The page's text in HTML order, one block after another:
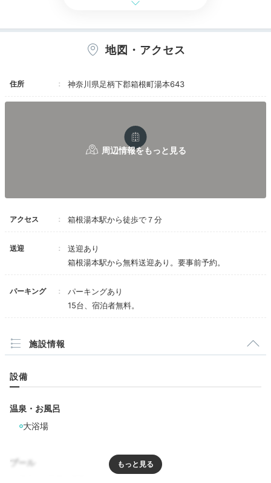
て、ゆっくりと過ごせました。
+1
Onsen
源泉かけ流しの浴場で
館内の「一円の湯」と「扇の湯」では源泉をかけ流しで
触りの優しいお湯にゆるりと浸かり、日頃の疲れを癒し
ましょ。
お風呂は源泉かけ流しで最高でした。湧出量は少ないときでも毎分
地図・アクセス
住所 神奈川県足柄下郡箱根町湯本643
アクセス 箱根湯本駅から徒歩で７分
送迎
送迎あり
箱根湯本駅から無料送迎あり。要事前予約。
パーキング
パーキングあり
15台、宿泊者無料。
施設情報
設備
温泉・お風呂
大浴場
プール